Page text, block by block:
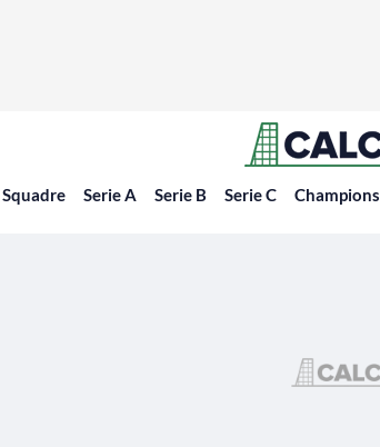
Squadre Serie A Serie B Serie C Champions